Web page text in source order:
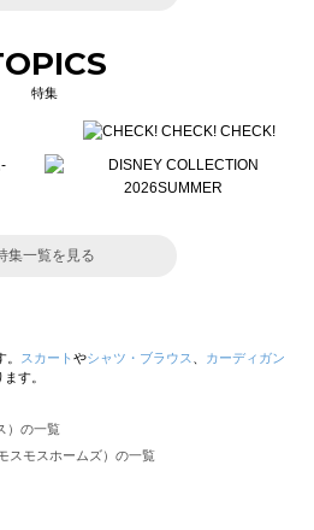
特集
集一覧を見る
スカート やシャツ・ブラウス
カーディガン
す。
）の一覧
スモスホームズ）の一覧
ルバイサマンサモスモス）の一覧